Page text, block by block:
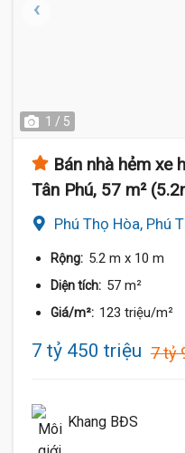
1 / 5
Bán nhà hẻm xe
Tân Phú, 57 m²
Phú Thọ Hòa, Phú
Rộng: 5.2 m x 10 m
Diện tích: 57 m²
Giá/m²: 123 triệu/m²
7 tỷ 450 triệu 7 tỷ
Khang BĐS